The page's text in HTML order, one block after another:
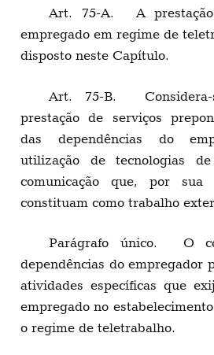
Art. 75-A. A
empregado em regime de
disposto neste Capítulo.
Art. 75-B. Considera-
prestação de serviços
das dependências do
utilização de tecnologias
comunicação que, por sua
constituam como trabalho
Parágrafo único. O
dependências do empregador
atividades específicas que
empregado no
o regime de teletrabalho.